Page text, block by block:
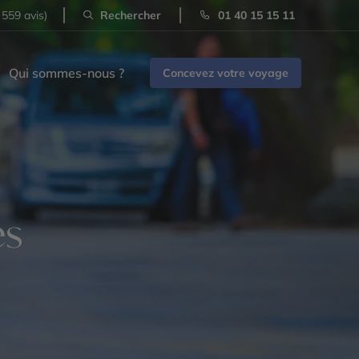
avis) Rechercher 01 40 15 15 11
Qui sommes-nous ? Concevez votre voyage